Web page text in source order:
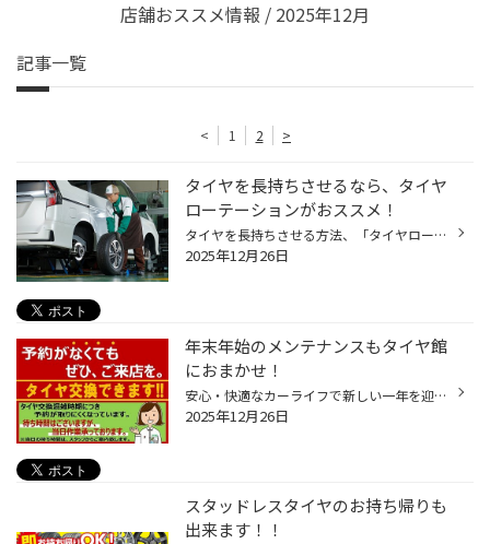
店舗おススメ情報 / 2025年12月
記事一覧
< 1 2 >
タイヤを長持ちさせるなら、タイヤ
ローテーションがおススメ！
タイヤを長持ちさせる方法、「タイヤローテーション」をご存知でしょうか？ 今回は、タイヤ長持ちに効く「タイヤローテーション」についてご紹介します。 【タイヤローテーションとは？】 「タイヤローテーション」とは、現状のおクルマのタイヤ装着位置（左前、右前、左後、右後）を、 別の位置に...
2025年12月26日
年末年始のメンテナンスもタイヤ館
におまかせ！
安心・快適なカーライフで新しい一年を迎えよう 年の瀬が近づくにつれ、帰省や旅行、買い物など、 クルマでの移動が自然と増える季節になります。 普段よりも長距離を走る機会も多くなるため、 愛車のコンディションを整えておくことは、いつも以上に重要です。 タイヤ館では、年末年始に向けた点検...
2025年12月26日
スタッドレスタイヤのお持ち帰りも
出来ます！！